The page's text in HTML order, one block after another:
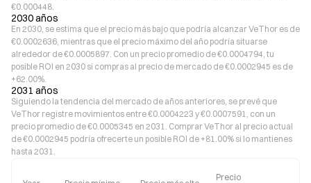
€0.000448.
2030 años
En 2030, se estima que el precio más bajo que podría alcanzar VeThor es de
€0.0002636, mientras que el precio máximo del año podría situarse
alrededor de €0.0005897. Con un precio promedio de €0.0004794, tu
posible ROI en 2030 si compras al precio de mercado de €0.0002945 es de
+62.00%.
2031 años
Siguiendo la tendencia del mercado de años anteriores, se prevé que
VeThor registre movimientos entre €0.0004223 y €0.0007591, con un
precio promedio de €0.0005345 en 2031. Comprar VeThor al precio actual
de €0.0002945 podría ofrecerte un posible ROI de +81.00% si lo mantienes
hasta 2031.
Precio